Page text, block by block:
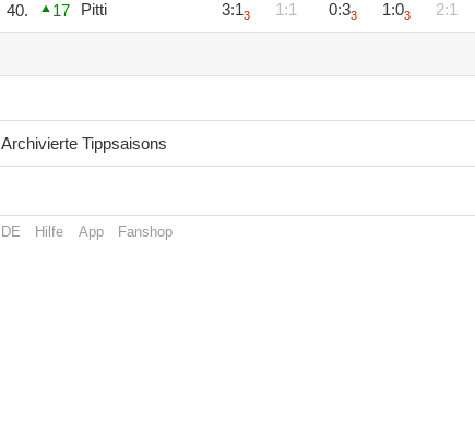
40. 17 Pitti 3:13 1:1 0:33 1:03 2:1
Archivierte Tippsaisons
DE Hilfe App Fanshop